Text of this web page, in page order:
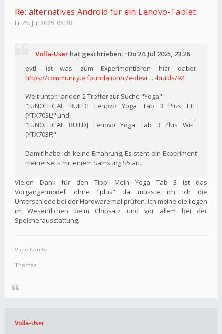
Re: alternatives Android für ein Lenovo-Tablet
Fr 25. Jul 2025, 05:38
Volla-User hat geschrieben: ↑Do 24. Jul 2025, 23:26
evtl. ist was zum Experimentieren hier dabei:
https://community.e.foundation/c/e-devi ... -builds/92
Weit unten landen 2 Treffer zur Suche "Yoga":
"[UNOFFICIAL BUILD] Lenovo Yoga Tab 3 Plus LTE
(YTX703L)" und
"[UNOFFICIAL BUILD] Lenovo Yoga Tab 3 Plus Wi-Fi
(YTX703F)"
Damit habe ich keine Erfahrung. Es steht ein Experiment
meinerseits mit einem Samsung S5 an.
Vielen Dank für den Tipp! Mein Yoga Tab 3 ist das
Vorgängermodell ohne "plus" da müsste ich ich die
Unterschiede bei der Hardware mal prüfen. Ich meine die liegen
im Wesentlichen beim Chipsatz und vor allem bei der
Speicherausstattung.
Viele Grüße
Thomas
Volla-User